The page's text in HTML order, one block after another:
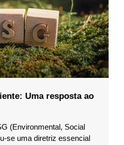
Uma resposta ao
(Environmental, Social
se uma diretriz essencial